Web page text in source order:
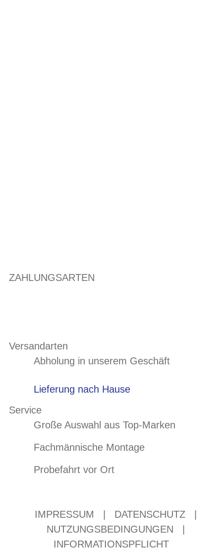
ZAHLUNGSARTEN
Versandarten
Abholung in unserem Geschäft
Lieferung nach Hause
Service
Große Auswahl aus Top-Marken
Fachmännische Montage
Probefahrt vor Ort
IMPRESSUM DATENSCHUTZ
NUTZUNGSBEDINGUNGEN
INFORMATIONSPFLICHT